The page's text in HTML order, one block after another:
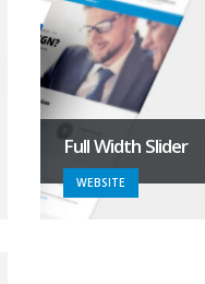
Full Width Slider
WEBSITE